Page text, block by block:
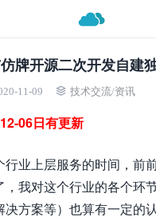
牌开源二次开发自建
11-09 技术交流/资讯
06日有更新
行业上层服务的时间，前
我对这个行业的各个环
决方案等）也算有一定的